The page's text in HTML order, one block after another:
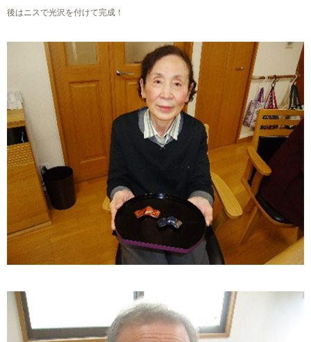
後はニスで光沢を付けて完成！